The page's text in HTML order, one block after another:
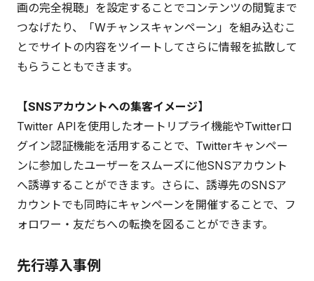
画の完全視聴」を設定することでコンテンツの閲覧まで
つなげたり、「Wチャンスキャンペーン」を組み込むこ
とでサイトの内容をツイートしてさらに情報を拡散して
もらうこともできます。
【SNSアカウントへの集客イメージ】
Twitter APIを使用したオートリプライ機能やTwitterロ
グイン認証機能を活用することで、Twitterキャンペー
ンに参加したユーザーをスムーズに他SNSアカウント
へ誘導することができます。さらに、誘導先のSNSア
カウントでも同時にキャンペーンを開催することで、フ
ォロワー・友だちへの転換を図ることができます。
先行導入事例